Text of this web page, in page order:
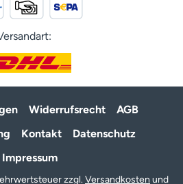
Widerrufsrecht
AGB
Kontakt
Datenschutz
Impressum
zzgl. Versandkosten und